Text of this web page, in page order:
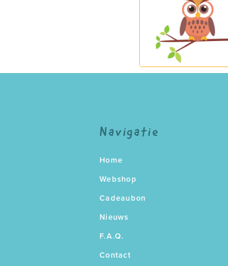
Navigatie
Home
Webshop
Cadeaubon
Nieuws
F.A.Q.
Contact